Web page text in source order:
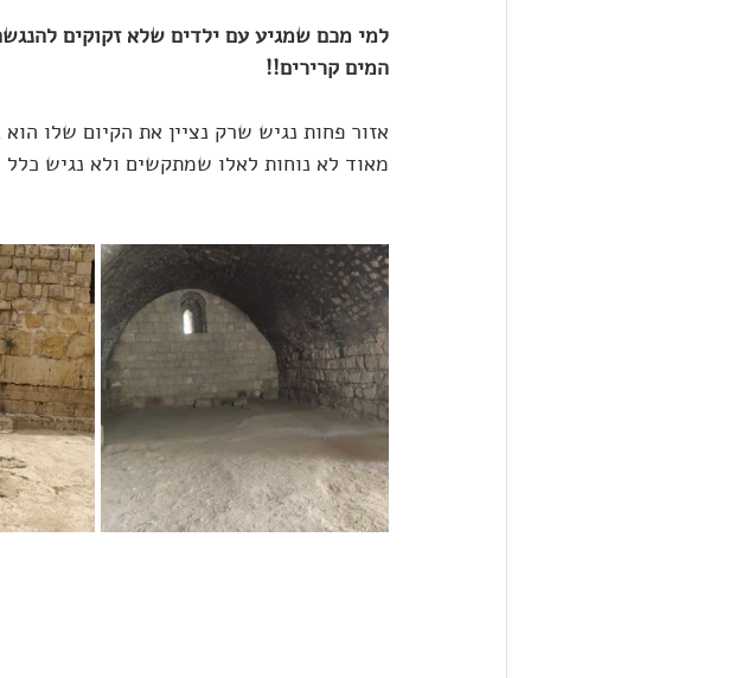
למי מכם שמגיע עם ילדים שלא זקוקים
המים קרירים!!
אזור פחות נגיש שרק נציין את הקיום שלו
מאוד לא נוחות לאלו שמתקשים ולא נגיש כלל